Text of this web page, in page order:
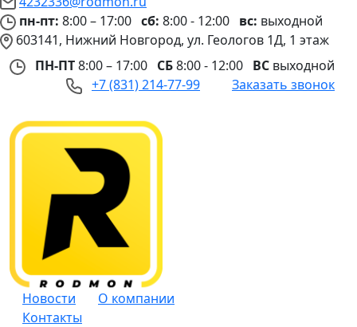
пн-пт: 8:00 – 17:00 сб: 8:00 - 12:00 вс: выходной
603141, Нижний Новгород, ул. Геологов 1Д, 1 этаж
ПН-ПТ8:00 – 17:00 СБ8:00 - 12:00 ВС выходной
+7 (831) 214-77-99
Заказать звонок
Новости
О компании
Контакты